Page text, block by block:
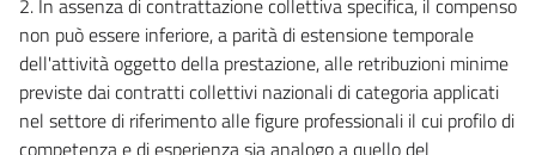
non può essere inferiore, a parità di estensione temporale
dell'attività oggetto della prestazione, alle retribuzioni minime
previste dai contratti collettivi nazionali di categoria applicati
nel settore di riferimento alle figure professionali il cui profilo di
competenza e di esperienza sia analogo a quello del